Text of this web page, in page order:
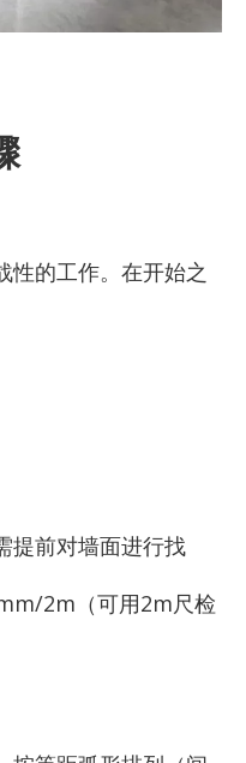
性的工作。在开始之
提前对墙面进行找
2m（可用2m尺检